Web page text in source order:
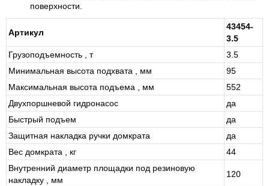
поверхности.
Артикул
43454-
3.5
Грузоподъемность , т
3.5
Минимальная высота подхвата , мм
95
Максимальная высота подъема , мм
552
Двухпоршневой гидронасос
да
Быстрый подъем
да
Защитная накладка ручки домкрата
да
Вес домкрата , кг
44
Внутренний диаметр площадки под резиновую
накладку , мм
120